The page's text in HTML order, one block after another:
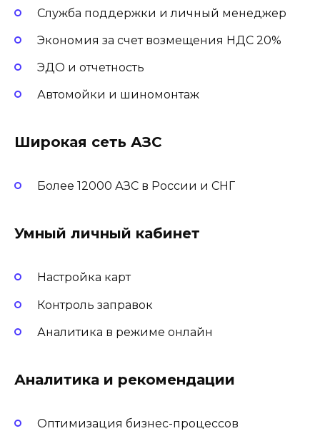
Служба поддержки и личный менеджер
Экономия за счет возмещения НДС 20%
ЭДО и отчетность
Автомойки и шиномонтаж
Широкая сеть АЗС
Более 12000 АЗС в России и СНГ
Умный личный кабинет
Настройка карт
Контроль заправок
Аналитика в режиме онлайн
Аналитика и рекомендации
Оптимизация бизнес-процессов